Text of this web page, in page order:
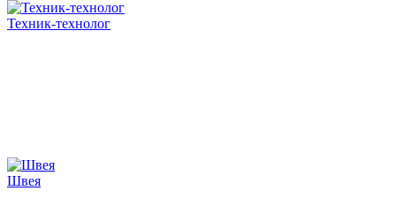
Техник-технолог
Швея